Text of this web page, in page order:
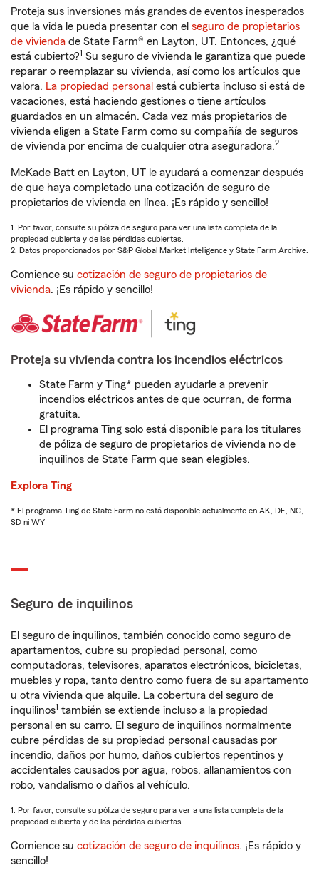
Proteja sus inversiones más grandes de eventos inesperados
que la vida le pueda presentar con el seguro de propietarios
de vivienda de State Farm® en Layton, UT. Entonces, ¿qué
está cubierto?1 Su seguro de vivienda le garantiza que puede
reparar o reemplazar su vivienda, así como los artículos que
valora. La propiedad personal está cubierta incluso si está de
vacaciones, está haciendo gestiones o tiene artículos
guardados en un almacén. Cada vez más propietarios de
vivienda eligen a State Farm como su compañía de seguros
de vivienda por encima de cualquier otra aseguradora.2
McKade Batt en Layton, UT le ayudará a comenzar después
de que haya completado una cotización de seguro de
propietarios de vivienda en línea. ¡Es rápido y sencillo!
1. Por favor, consulte su póliza de seguro para ver una lista completa de la
propiedad cubierta y de las pérdidas cubiertas.
2. Datos proporcionados por S&P Global Market Intelligence y State Farm Archive.
Comience su cotización de seguro de propietarios de
vivienda. ¡Es rápido y sencillo!
Proteja su vivienda contra los incendios eléctricos
State Farm y Ting* pueden ayudarle a prevenir
incendios eléctricos antes de que ocurran, de forma
gratuita.
El programa Ting solo está disponible para los titulares
de póliza de seguro de propietarios de vivienda no de
inquilinos de State Farm que sean elegibles.
Explora Ting
* El programa Ting de State Farm no está disponible actualmente en AK, DE, NC,
SD ni WY
Seguro de inquilinos
El seguro de inquilinos, también conocido como seguro de
apartamentos, cubre su propiedad personal, como
computadoras, televisores, aparatos electrónicos, bicicletas,
muebles y ropa, tanto dentro como fuera de su apartamento
u otra vivienda que alquile. La cobertura del seguro de
inquilinos1 también se extiende incluso a la propiedad
personal en su carro. El seguro de inquilinos normalmente
cubre pérdidas de su propiedad personal causadas por
incendio, daños por humo, daños cubiertos repentinos y
accidentales causados por agua, robos, allanamientos con
robo, vandalismo o daños al vehículo.
1. Por favor, consulte su póliza de seguro para ver a una lista completa de la
propiedad cubierta y de las pérdidas cubiertas.
Comience su cotización de seguro de inquilinos. ¡Es rápido y
sencillo!